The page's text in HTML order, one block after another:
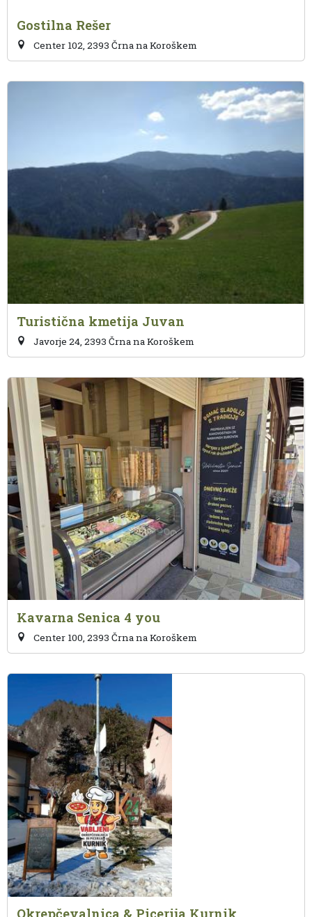
Gostilna Rešer
Center 102, 2393 Črna na Koroškem
Turistična kmetija Juvan
Javorje 24, 2393 Črna na Koroškem
Kavarna Senica 4 you
Center 100, 2393 Črna na Koroškem